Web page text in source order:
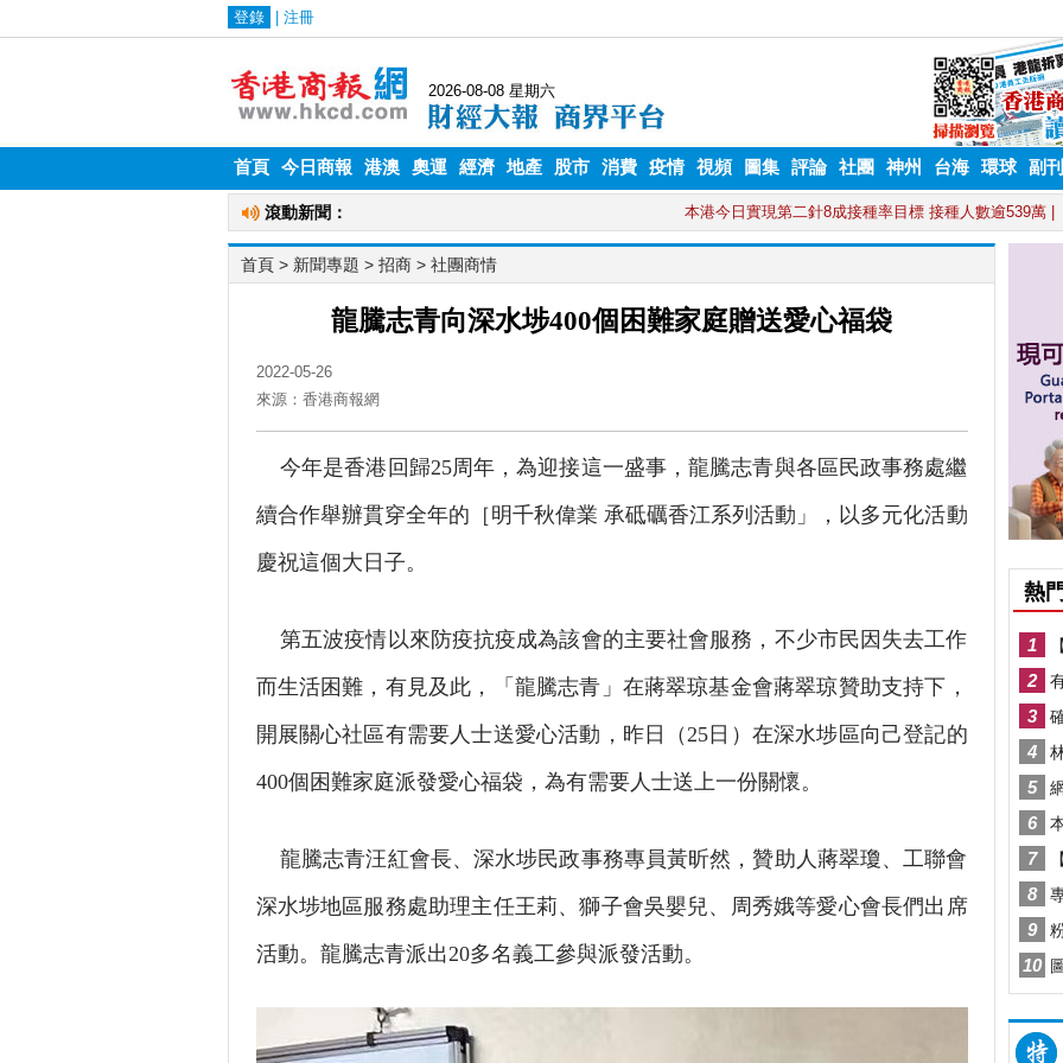
首頁 今日商報 港澳 奧運 經濟 地產 股市 消費 疫情 視頻 圖集 評論 社團 神州 台海 環球 副刊
首頁 > 新聞專題 > 招商 > 社團商情
龍騰志青向深水埗400個困難家庭贈送愛心福袋
2022-05-26
來源：香港商報網
今年是香港回歸25周年，為迎接這一盛事，龍騰志青與各區民政事務處繼
續合作舉辦貫穿全年的［明千秋偉業 承砥礪香江系列活動」，以多元化活動
慶祝這個大日子。
第五波疫情以來防疫抗疫成為該會的主要社會服務，不少市民因失去工作
而生活困難，有見及此，「龍騰志青」在蔣翠琼基金會蔣翠琼贊助支持下，
開展關心社區有需要人士送愛心活動，昨日（25日）在深水埗區向己登記的
400個困難家庭派發愛心福袋，為有需要人士送上一份關懷。
龍騰志青汪紅會長、深水埗民政事務專員黃昕然，贊助人蔣翠瓊、工聯會
深水埗地區服務處助理主任王莉、獅子會吳嬰兒、周秀娥等愛心會長們出席
活動。龍騰志青派出20多名義工參與派發活動。